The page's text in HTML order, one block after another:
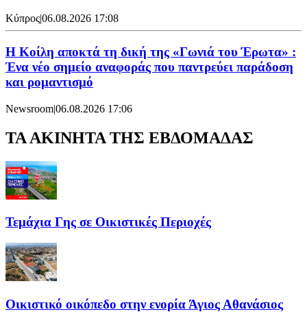
Κύπρος|06.08.2026 17:08
Η Κοίλη αποκτά τη δική της «Γωνιά του Έρωτα» :
Ένα νέο σημείο αναφοράς που παντρεύει παράδοση
και ρομαντισμό
Newsroom|06.08.2026 17:06
ΤΑ ΑΚΙΝΗΤΑ ΤΗΣ ΕΒΔΟΜΑΔΑΣ
Τεμάχια Γης σε Οικιστικές Περιοχές
Οικιστικό οικόπεδο στην ενορία Άγιος Αθανάσιος